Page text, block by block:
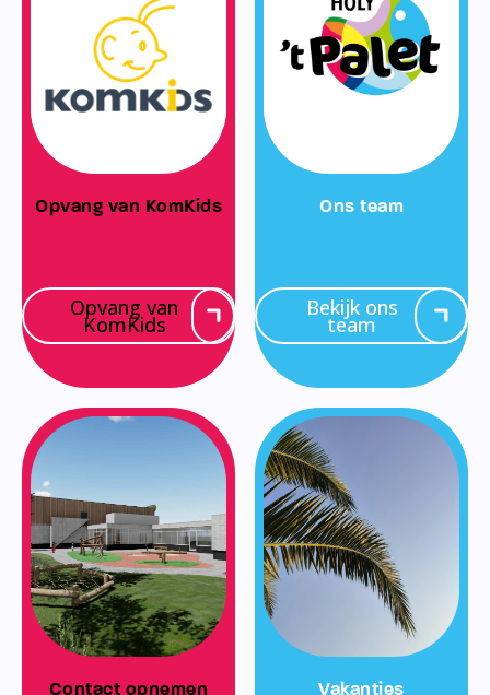
Opvang van KomKids
Opvang van
KomKids
Ons team
Bekijk ons
team
Contact opnemen Vakanties